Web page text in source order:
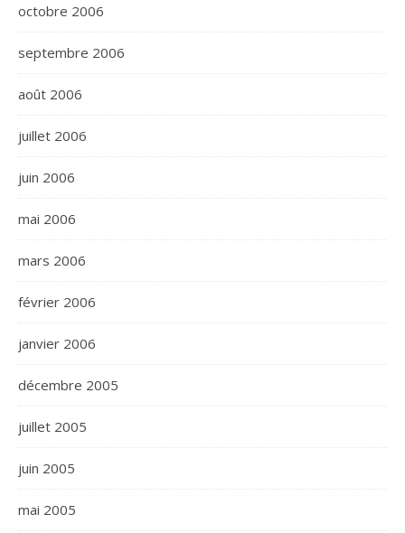
octobre 2006
septembre 2006
août 2006
juillet 2006
juin 2006
mai 2006
mars 2006
février 2006
janvier 2006
décembre 2005
juillet 2005
juin 2005
mai 2005